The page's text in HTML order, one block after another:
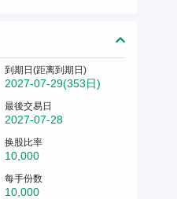
到期日(距离到期日)
2027-07-29(353日)
最後交易日
2027-07-28
换股比率
10,000
每手份数
10,000